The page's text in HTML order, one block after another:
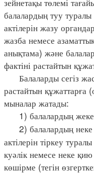
балалардың туу туралы
актілерін жазу
жазба немесе
анықтама) және
фактіні растайтын
Балаларды сегіз
растайтын құжаттарға
мыналар жатады:
1) балалардың жеке
2) балалардың неке
актілерін тіркеу
куәлік немесе неке қию
көшірме (тегін